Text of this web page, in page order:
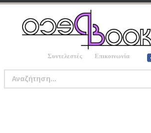
Συντελεστές Επικοινωνία